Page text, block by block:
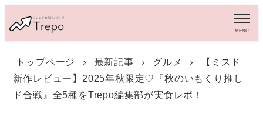
イ
MENU
トップページ 最新記事 グルメ
【ミスド
新作レビュー】2025年秋限定♡『秋のいもくり推し
ド合戦』全5種をTrepo編集部が実食レポ！